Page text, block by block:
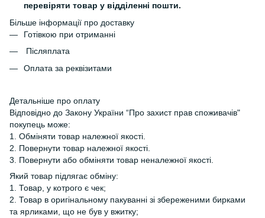
перевіряти товар у відділенні пошти.
Більше інформації про доставку
Готівкою при отриманні
Післяплата
Оплата за реквізитами
Детальніше про оплату
Відповідно до Закону України “Про захист прав споживачів"
покупець може:
1. Обміняти товар належної якості.
2. Повернути товар належної якості.
3. Повернути або обміняти товар неналежної якості.
Який товар підлягає обміну:
1. Товар, у котрого є чек;
2. Товар в оригінальному пакуванні зі збереженими бирками
та ярликами, що не був у вжитку;